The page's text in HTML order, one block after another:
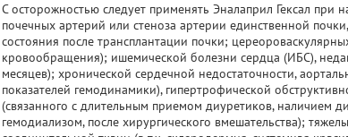
С осторожностью следует применять Эналаприл Гексал при
почечных артерий или стеноза артерии единственной
состояния после трансплантации почки;
кровообращения); ишемической болезни сердца (ИБС),
месяцев); хронической сердечной недостаточности,
показателей гемодинамики), гипертрофической
(связанного с длительным приемом диуретиков, наличием
гемодиализом, после хирургического вмешательства);